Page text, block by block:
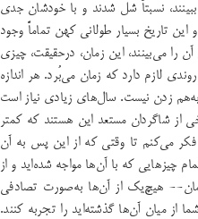
نسبتاً شل شدند و با خودشان جدی
این تاریخ بسیار طولانی کهن تماماً وجود
را می‌بینند، این زمان، درحقیقت، چیزی
لازم دارد که زمان می‌بُرد. هر اندازه
زدن نیست. سال‌های زیادی نیاز است
شاگردان مستعد این هستند که کمتر
می‌کنم تا وقتی که از این پس به آن
چیزهایی که با آن‌ها مواجه شده‌اید و از
هیچ‌یک از آن‌ها به‌‌صورت تصادفی
میان آن‌ها گذشته‌اید را تجربه کنند.